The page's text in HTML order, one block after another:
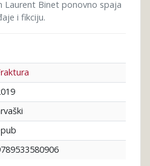
Laurent Binet ponovno spaja
i fikciju.